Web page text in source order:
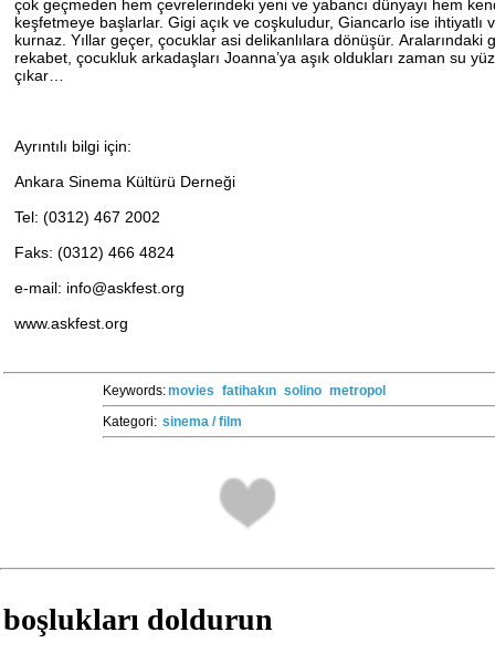
çok geçmeden hem çevrelerindeki yeni ve yabancı dünyayı hem
keşfetmeye başlarlar. Gigi açık ve coşkuludur, Giancarlo ise ihtiyatlı
kurnaz. Yıllar geçer, çocuklar asi delikanlılara dönüşür. Aralarındaki
rekabet, çocukluk arkadaşları Joanna’ya aşık oldukları zaman su
çıkar…
Ayrıntılı bilgi için:
Ankara Sinema Kültürü Derneği
Tel: (0312) 467 2002
Faks: (0312) 466 4824
e-mail: info@askfest.org
www.askfest.org
Keywords:movies fatihakın solino metropol
Kategori: sinema / film
boşlukları doldurun